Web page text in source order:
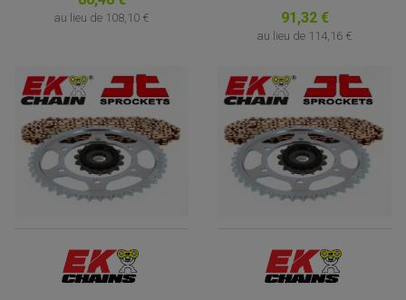
au lieu de 108,10 € 91,32 €
au lieu de 114,16 €